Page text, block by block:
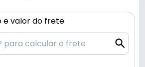
e valor do frete